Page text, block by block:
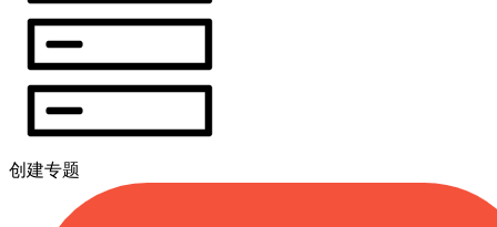
创建专题